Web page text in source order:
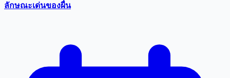
ลักษณะเด่นของผื่น